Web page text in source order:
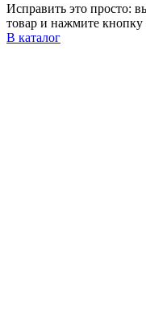
Исправить это просто:
товар и нажмите кнопку
В каталог